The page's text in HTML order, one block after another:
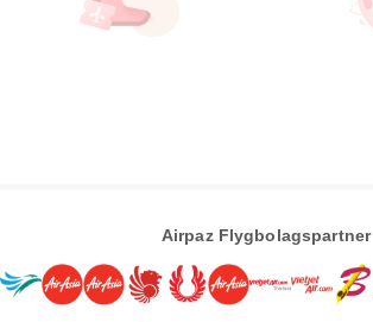
Airpaz Flygbolagspartner